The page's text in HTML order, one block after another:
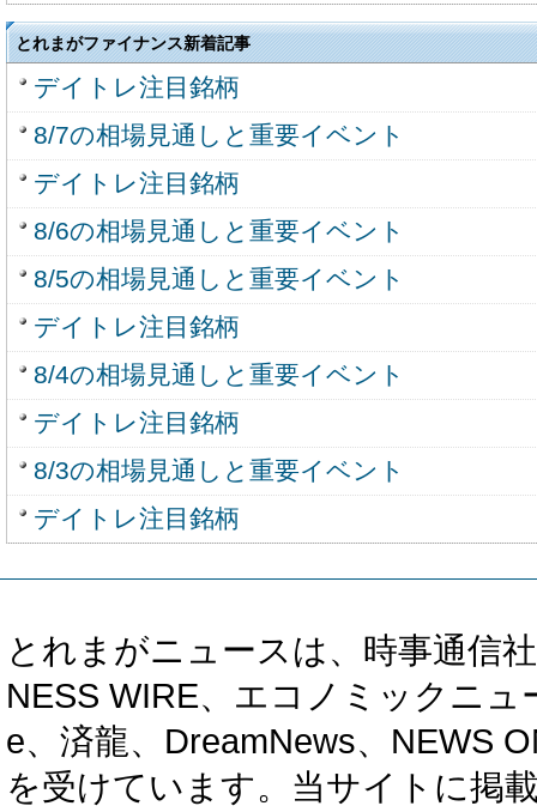
とれまがファイナンス新着記事
デイトレ注目銘柄
8/7の相場見通しと重要イベント
デイトレ注目銘柄
8/6の相場見通しと重要イベント
8/5の相場見通しと重要イベント
デイトレ注目銘柄
8/4の相場見通しと重要イベント
デイトレ注目銘柄
8/3の相場見通しと重要イベント
デイトレ注目銘柄
とれまがニュースは、時事通信
NESS WIRE、エコノミックニ
e、済龍、DreamNews、NEWS
を受けています。当サイトに掲